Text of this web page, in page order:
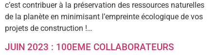
c’est contribuer à la préservation des ressources naturelles
de la planète en minimisant l’empreinte écologique de vos
projets de construction !…
JUIN 2023 : 100EME COLLABORATEURS